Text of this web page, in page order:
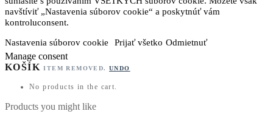
navštíviť „Nastavenia súborov cookie“ a poskytnúť vám
kontroluconsent.
Nastavenia súborov cookie Prijať všetko Odmietnuť
Manage consent
KOŠÍKITEM REMOVED.UNDO
No products in the cart.
Products you might like